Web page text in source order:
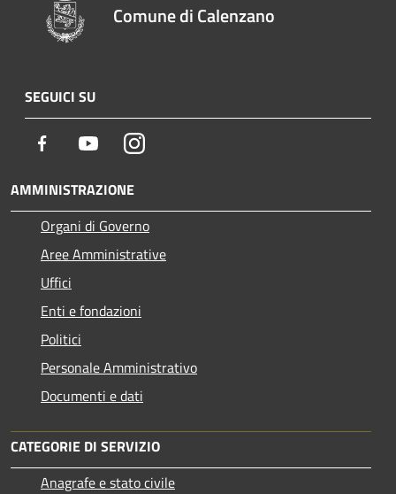
Comune di Calenzano
SEGUICI SU
Facebook YoutubeInstagram
AMMINISTRAZIONE
Organi di Governo
Aree Amministrative
Uffici
Enti e fondazioni
Politici
Personale Amministrativo
Documenti e dati
CATEGORIE DI SERVIZIO
Anagrafe e stato civile